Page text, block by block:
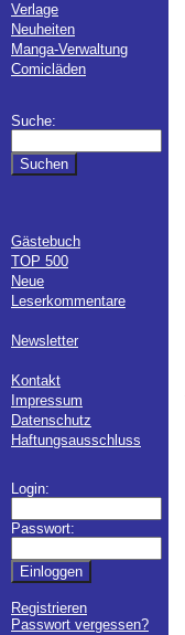
Verlage
Neuheiten
Manga-Verwaltung
Comicläden
Suche:
Gästebuch
TOP 500
Neue
Leserkommentare
Newsletter
Kontakt
Impressum
Datenschutz
Haftungsausschluss
Login:
Passwort:
Registrieren
Passwort vergessen?